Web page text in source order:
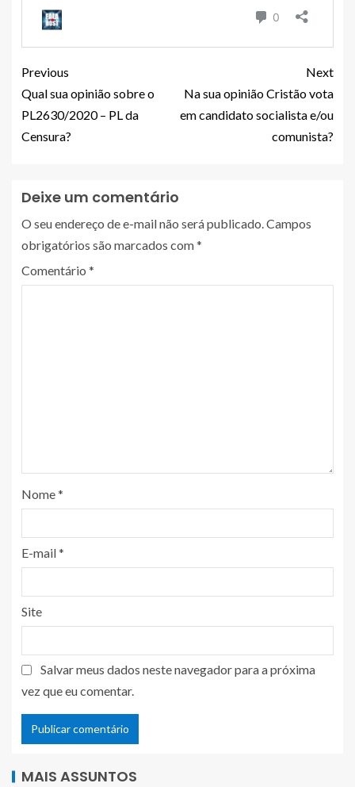
Previous
Qual sua opinião sobre o
PL2630/2020 – PL da
Censura?
Next
Na sua opinião Cristão vota
em candidato socialista e/ou
comunista?
Deixe um comentário
O seu endereço de e-mail não será publicado. Campos
obrigatórios são marcados com*
Comentário *
Nome*
E-mail*
Site
Salvar meus dados neste navegador para a próxima
vez que eu comentar.
MAIS ASSUNTOS